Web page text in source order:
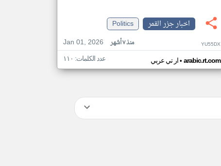
اخبار جزر القمر
Politics
Jan 01, 2026
منذ ٧ أشهر YU55DX
ار تي عربي• arabic.rt.com عدد الكلمات: ١١٠